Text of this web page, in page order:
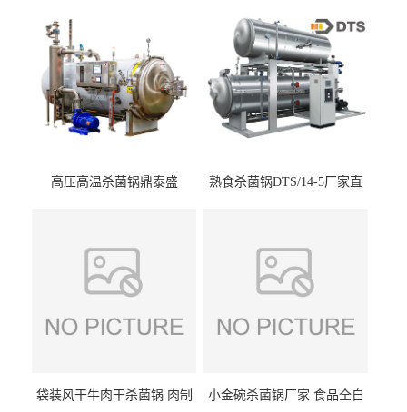
高压高温杀菌锅鼎泰盛
熟食杀菌锅DTS/14-5厂家直
袋装风干牛肉干杀菌锅 肉制
小金碗杀菌锅厂家 食品全自